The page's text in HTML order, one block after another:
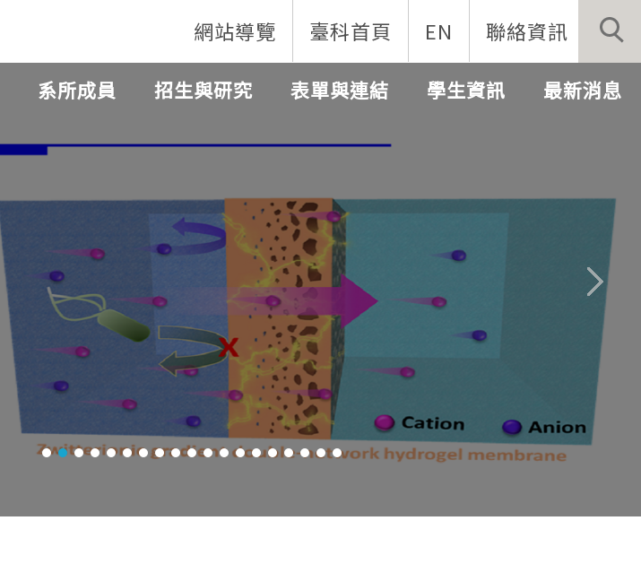
網站導覽 臺科首頁 EN 聯絡資訊
系所成員 招生與研究 表單與連結 學生資訊 最新消息